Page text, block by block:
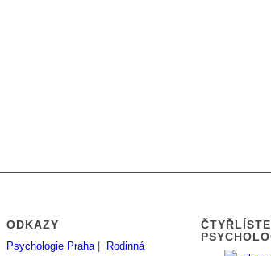
ODKAZY
Psychologie Praha|
Rodinná